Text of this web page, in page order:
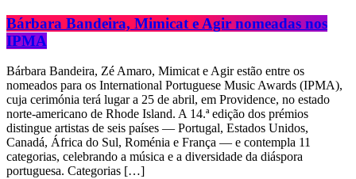
Bárbara Bandeira, Mimicat e Agir nomeadas nos
IPMA
Bárbara Bandeira, Zé Amaro, Mimicat e Agir estão entre os
nomeados para os International Portuguese Music Awards (IPMA),
cuja cerimónia terá lugar a 25 de abril, em Providence, no estado
norte-americano de Rhode Island. A 14.ª edição dos prémios
distingue artistas de seis países — Portugal, Estados Unidos,
Canadá, África do Sul, Roménia e França — e contempla 11
categorias, celebrando a música e a diversidade da diáspora
portuguesa. Categorias […]